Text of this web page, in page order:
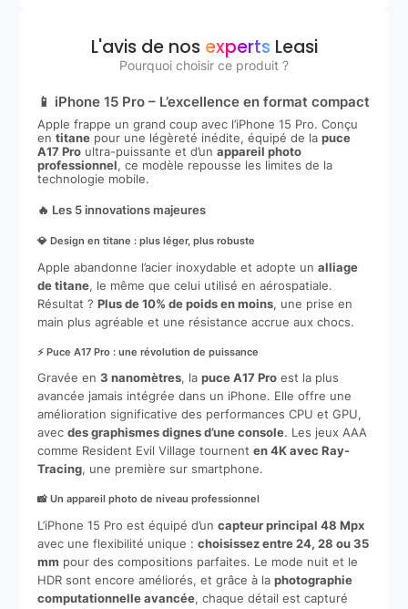
L'avis de nos expertsLeasi
Pourquoi choisir ce produit ?
📱 iPhone 15 Pro – L’excellence en format compact
Apple frappe un grand coup avec l’iPhone 15 Pro. Conçu
en titanepour une légèreté inédite, équipé de la puce
A17 Proultra-puissante et d’un appareil photo
professionnel, ce modèle repousse les limites de la
technologie mobile.
🔥 Les 5 innovations majeures
💎 Design en titane : plus léger, plus robuste
Apple abandonne l’acier inoxydable et adopte un alliage
de titane, le même que celui utilisé en aérospatiale.
Résultat ? Plus de 10% de poids en moins, une prise en
main plus agréable et une résistance accrue aux chocs.
⚡ Puce A17 Pro : une révolution de puissance
Gravée en 3 nanomètres, la puce A17 Proest la plus
avancée jamais intégrée dans un iPhone. Elle offre une
amélioration significative des performances CPU et GPU,
avec des graphismes dignes d’une console. Les jeux AAA
comme Resident Evil Village tournent en 4K avec Ray-
Tracing, une première sur smartphone.
📸 Un appareil photo de niveau professionnel
L’iPhone 15 Pro est équipé d’un capteur principal 48 Mpx
avec une flexibilité unique : choisissez entre 24, 28 ou 35
mm pour des compositions parfaites. Le mode nuit et le
HDR sont encore améliorés, et grâce à la photographie
computationnelle avancée, chaque détail est capturé